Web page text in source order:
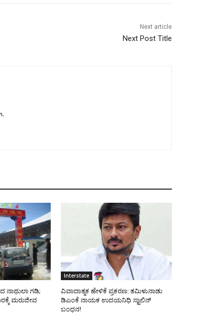
Next article
Next Post Title
ನಾಥುಲಾ ಗಡಿ;
ಮರುಜೀವ
Interstate
ವಿವಾದಾತ್ಮಕ ಹೇಳಿಕೆ ಪ್ರಕರಣ: ತಮಿಳುನಾಡು
ಡಿಎಂಕೆ ನಾಯಕ ಉದಯನಿಧಿ ಸ್ಟಾಲಿನ್
ಬಂಧನ!